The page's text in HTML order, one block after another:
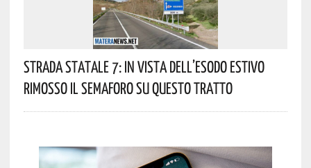
Strada Statale 7: In Vista Dell’esodo Estivo
Rimosso Il Semaforo Su Questo Tratto